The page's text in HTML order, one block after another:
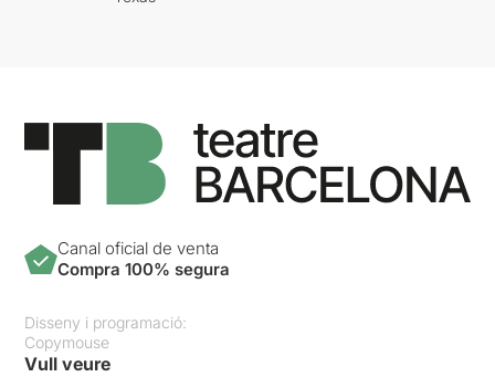
Canal oficial de venta
Compra 100% segura
Disseny i programació:
Copymouse
Vull veure